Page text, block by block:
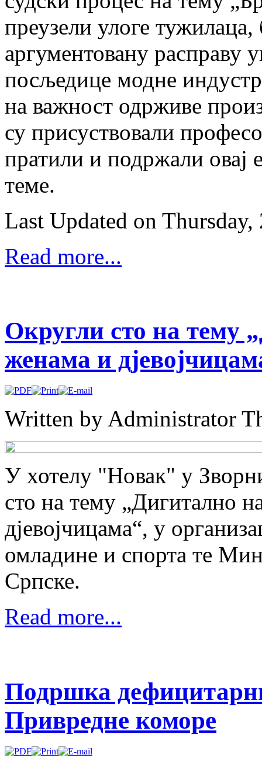
преузели улоге
аргументовану расправу
посљедице модне
на важност одрживе
су присуствовали
пратили и подржали овај
теме.
Last Updated on
Read more...
Округли сто на тему
женама и
Written by Administrator
У хотелу "Новак" у
сто на тему „Дигитално
дјевојчицама“, у
омладине и спорта те
Српске.
Read more...
Подршка
Привредне коморе